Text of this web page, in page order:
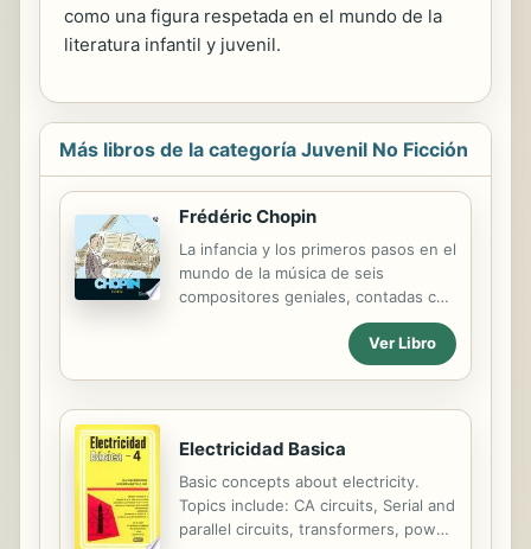
como una figura respetada en el mundo de la
literatura infantil y juvenil.
Más libros de la categoría Juvenil No Ficción
Frédéric Chopin
La infancia y los primeros pasos en el
mundo de la música de seis
compositores geniales, contadas con
sensibilidad y acompañadas de
dibujos y fotografías. Un recorrido
lúdico a través de su música y un CD
algunos fragmentos musicales de las
obras más célebres de estos
compositores.
Ver Libro
Electricidad Basica
Basic concepts about electricity.
Topics include: CA circuits, Serial and
parallel circuits, transformers, power